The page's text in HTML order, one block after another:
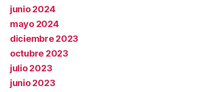
junio 2024
mayo 2024
diciembre 2023
octubre 2023
julio 2023
junio 2023